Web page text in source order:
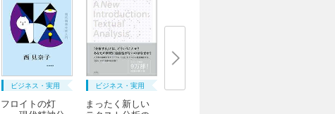
ビジネス・実用
フロイトの灯
ビジネス・実用
まったく新しい